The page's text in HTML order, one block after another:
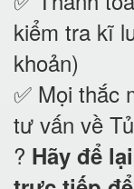
kiểm tra kĩ
khoản)
✅ Mọi thắc
tư vấn về
? Hãy để